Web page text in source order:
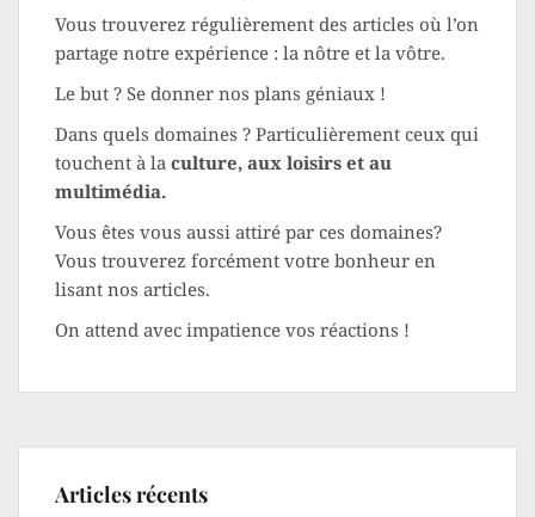
Vous trouverez régulièrement des articles où l’on
partage notre expérience : la nôtre et la vôtre.
Le but ? Se donner nos plans géniaux !
Dans quels domaines ? Particulièrement ceux qui
touchent à la culture, aux loisirs et au
multimédia.
Vous êtes vous aussi attiré par ces domaines?
Vous trouverez forcément votre bonheur en
lisant nos articles.
On attend avec impatience vos réactions !
Articles récents